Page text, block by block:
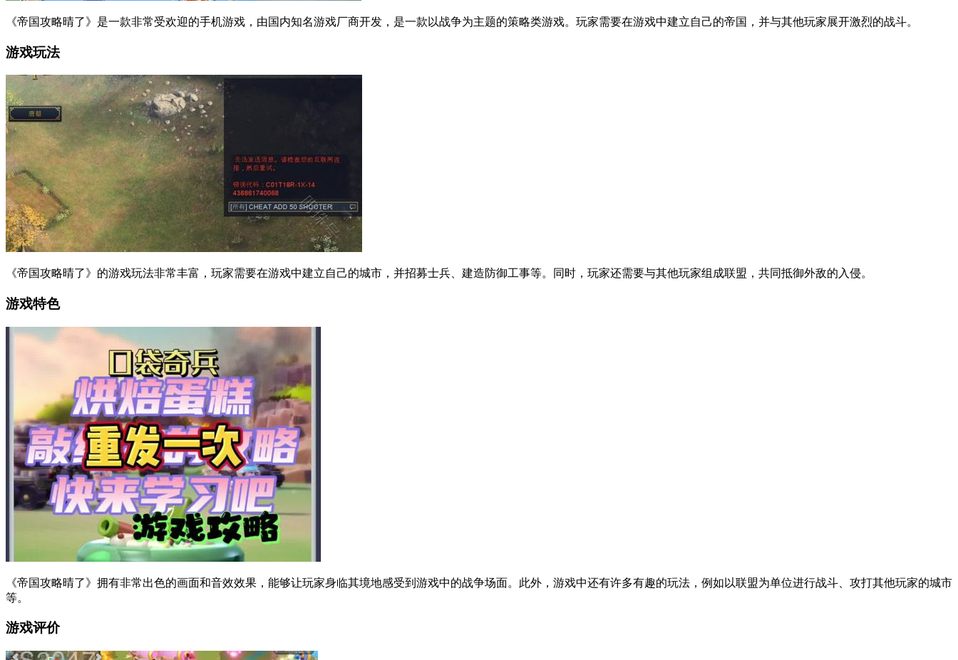
《帝国攻略晴了》是一款非常受欢迎的手机游戏，由国内知名游戏厂商开发，是一款以战争为主题的策略类游戏。玩家需要在游戏中建立自己的帝国，并与其他玩家展开激烈的战斗。
游戏玩法
《帝国攻略晴了》的游戏玩法非常丰富，玩家需要在游戏中建立自己的城市，并招募士兵、建造防御工事等。同时，玩家还需要与其他玩家组成联盟，共同抵御外敌的入侵。
游戏特色
《帝国攻略晴了》拥有非常出色的画面和音效效果，能够让玩家身临其境地感受到游戏中的战争场面。此外，游戏中还有许多有趣的玩法，例如以联盟为单位进行战斗、攻打其他玩家的城市
等。
游戏评价